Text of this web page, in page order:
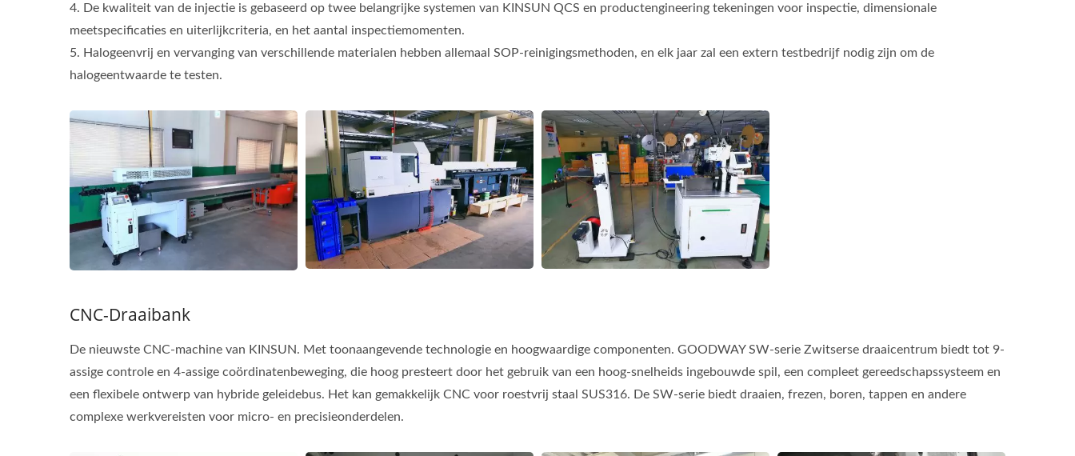
4. De kwaliteit van de injectie is gebaseerd op twee belangrijke systemen van KINSUN QCS en productengineering tekeningen voor inspectie, dimensionale
meetspecificaties en uiterlijkcriteria, en het aantal inspectiemomenten.
5. Halogeenvrij en vervanging van verschillende materialen hebben allemaal SOP-reinigingsmethoden, en elk jaar zal een extern testbedrijf nodig zijn om de
halogeentwaarde te testen.
CNC-Draaibank
De nieuwste CNC-machine van KINSUN. Met toonaangevende technologie en hoogwaardige componenten. GOODWAY SW-serie Zwitserse draaicentrum biedt tot 9-
assige controle en 4-assige coördinatenbeweging, die hoog presteert door het gebruik van een hoog-snelheids ingebouwde spil, een compleet gereedschapssysteem en
een flexibele ontwerp van hybride geleidebus. Het kan gemakkelijk CNC voor roestvrij staal SUS316. De SW-serie biedt draaien, frezen, boren, tappen en andere
complexe werkvereisten voor micro- en precisieonderdelen.